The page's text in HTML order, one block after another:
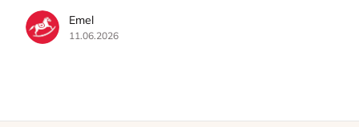
Emel
11.06.2026